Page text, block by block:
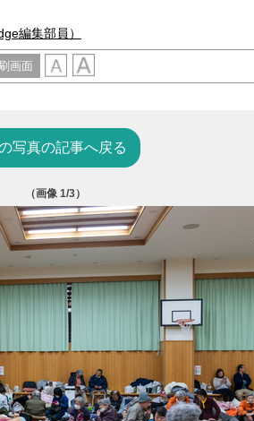
編集部員）
画面
写真の記事へ戻る
（画像1/3）